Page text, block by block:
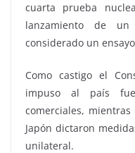
cuarta prueba
lanzamiento de
considerado un
Como castigo el
impuso al país
comerciales, mientras
Japón dictaron
unilateral.